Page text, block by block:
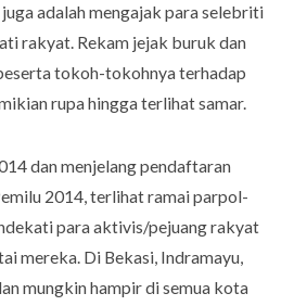
adalah mengajak para selebriti
rakyat. Rekam jejak buruk dan
tokoh-tokohnya terhadap
rupa hingga terlihat samar.
dan menjelang pendaftaran
2014, terlihat ramai parpol-
para aktivis/pejuang rakyat
mereka. Di Bekasi, Indramayu,
mungkin hampir di semua kota